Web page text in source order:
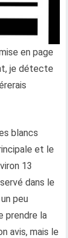
en page
je détecte
blancs
et le
13
dans le
peu
prendre la
avis, mais le